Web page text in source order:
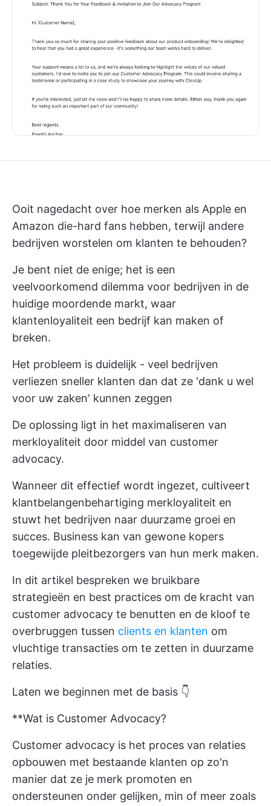
Ooit nagedacht over hoe merken als Apple en
Amazon die-hard fans hebben, terwijl andere
bedrijven worstelen om klanten te behouden?
Je bent niet de enige; het is een
veelvoorkomend dilemma voor bedrijven in de
huidige moordende markt, waar
klantenloyaliteit een bedrijf kan maken of
breken.
Het probleem is duidelijk - veel bedrijven
verliezen sneller klanten dan dat ze 'dank u wel
voor uw zaken' kunnen zeggen
De oplossing ligt in het maximaliseren van
merkloyaliteit door middel van customer
advocacy.
Wanneer dit effectief wordt ingezet, cultiveert
klantbelangenbehartiging merkloyaliteit en
stuwt het bedrijven naar duurzame groei en
succes. Business kan van gewone kopers
toegewijde pleitbezorgers van hun merk maken.
In dit artikel bespreken we bruikbare
strategieën en best practices om de kracht van
customer advocacy te benutten en de kloof te
overbruggen tussen clients en klanten om
vluchtige transacties om te zetten in duurzame
relaties.
Laten we beginnen met de basis 👇
**Wat is Customer Advocacy?
Customer advocacy is het proces van relaties
opbouwen met bestaande klanten op zo'n
manier dat ze je merk promoten en
ondersteunen onder gelijken, min of meer zoals